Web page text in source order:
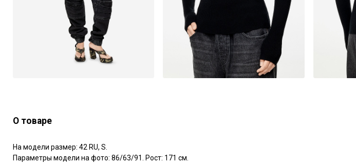
О товаре
На модели размер: 42 RU, S.
Параметры модели на фото: 86/63/91. Рост: 171 см.